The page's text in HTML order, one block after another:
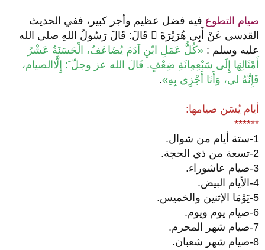
ع
صيام التطوع فيه فضل عظيم وأجر كبير، ففي الحديث
القدسي عَنْ أَبِي هُرَيْرَةَ  قَالَ: قَالَ رَسُولُ اللهِ صلى الله
عليه وسلم : «كُلُّ عَمَلِ ابْنِ آدَمَ يُضَاعَفُ، الْحَسَنَةُ عَشْرُ
أَمْثَالِهَا إِلَى سَبْعِمِائَةِ ضِعْفٍ. قَالَ الله عز وجلّ َ: إِلَّاالصيام،
فَإِنَّهُ لي، وَأَنَا أَجْزِي بِهِ».
أيام يُسَن صيامها:
******
1-ستة أيام من شوال.
2-تسعة من ذي الحجة.
3-صيام عاشوراء.
4-الأيام البيض.
5-يَوْمَا الإثنين والخميس.
6-صيام يوم ويوم.
7-صيام شهر المحرم.
8-صيام شهر شعبان.